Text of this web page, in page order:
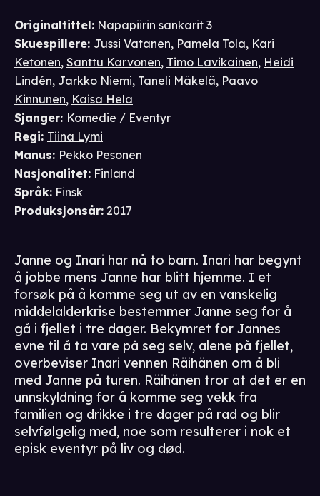
Originaltittel: Napapiirin sankarit 3
Skuespillere: Jussi Vatanen, Pamela Tola, Kari
Ketonen, Santtu Karvonen, Timo Lavikainen, Heidi
Lindén, Jarkko Niemi, Taneli Mäkelä, Paavo
Kinnunen, Kaisa Hela
Sjanger: Komedie / Eventyr
Regi: Tiina Lymi
Manus: Pekko Pesonen
Nasjonalitet: Finland
Språk: Finsk
Produksjonsår: 2017
Janne og Inari har nå to barn. Inari har begynt
å jobbe mens Janne har blitt hjemme. I et
forsøk på å komme seg ut av en vanskelig
middelalderkrise bestemmer Janne seg for å
gå i fjellet i tre dager. Bekymret for Jannes
evne til å ta vare på seg selv, alene på fjellet,
overbeviser Inari vennen Räihänen om å bli
med Janne på turen. Räihänen tror at det er en
unnskyldning for å komme seg vekk fra
familien og drikke i tre dager på rad og blir
selvfølgelig med, noe som resulterer i nok et
episk eventyr på liv og død.